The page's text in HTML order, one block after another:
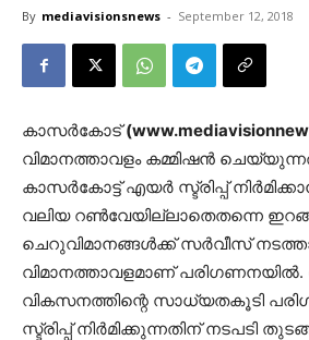
By mediavisionsnews - September 12, 2018
കാസര്‍കോട്
വിമാനത്താവളം കമ്മിഷന്‍
കാസര്‍കോട്ട് എയര്‍ സ്ട്രിപ്പ്
വലിയ റണ്‍വേയില്ലാതെതന്നെ
ചെറുവിമാനങ്ങള്‍ക്ക് സര്‍വീസ്
വിമാനത്താവളമാണ്
വികസനത്തിന്റെ സാധ്യതകൂടി
സ്ട്രിപ്പ് നിര്‍മിക്കുന്നതിന് നടപടി